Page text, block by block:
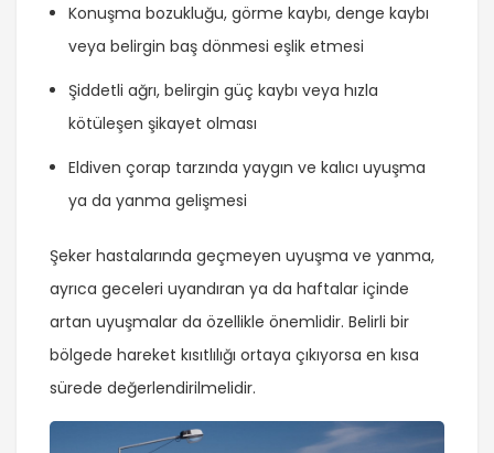
Konuşma bozukluğu, görme kaybı, denge kaybı
veya belirgin baş dönmesi eşlik etmesi
Şiddetli ağrı, belirgin güç kaybı veya hızla
kötüleşen şikayet olması
Eldiven çorap tarzında yaygın ve kalıcı uyuşma
ya da yanma gelişmesi
Şeker hastalarında geçmeyen uyuşma ve yanma,
ayrıca geceleri uyandıran ya da haftalar içinde
artan uyuşmalar da özellikle önemlidir. Belirli bir
bölgede hareket kısıtlılığı ortaya çıkıyorsa en kısa
sürede değerlendirilmelidir.